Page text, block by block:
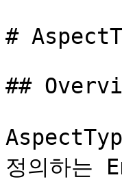
#
##
정의하는